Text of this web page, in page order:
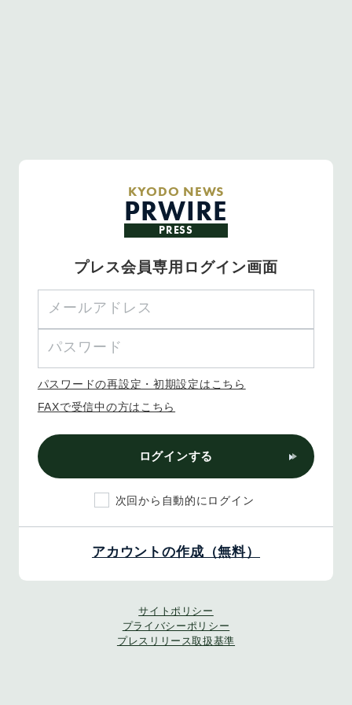
KYODO NEWS
PRWIRE
PRESS
プレス会員専用ログイン画面
パスワードの再設定・初期設定はこちら
FAXで受信中の方はこちら
ログインする
次回から自動的にログイン
アカウントの作成（無料）
サイトポリシー
プライバシーポリシー
プレスリリース取扱基準